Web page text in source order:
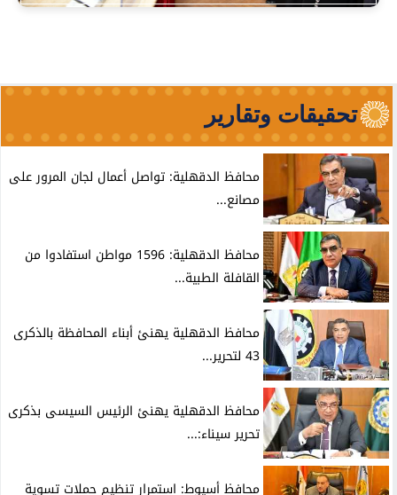
تحقيقات وتقارير
محافظ الدقهلية: تواصل أعمال لجان المرور على
مصانع...
محافظ الدقهلية: 1596 مواطن استفادوا من
القافلة الطبية...
محافظ الدقهلية يهنئ أبناء المحافظة بالذكرى
43 لتحرير...
محافظ الدقهلية يهنئ الرئيس السيسى بذكرى
تحرير سيناء:...
محافظ أسيوط: استمرار تنظيم حملات تسوية